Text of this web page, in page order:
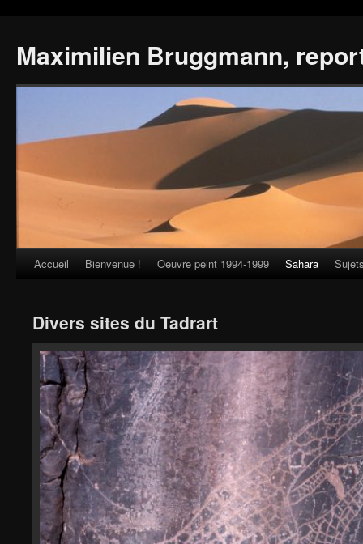
Maximilien Bruggmann,
Skip
content
Accueil Bienvenue ! Oeuvre peint 1994-1999 Sahara
Divers sites du Tadrart